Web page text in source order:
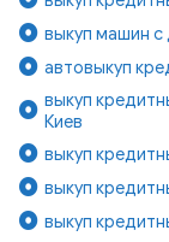
выкуп машин с
автовыкуп
выкуп
Киев
выкуп
выкуп
выкуп